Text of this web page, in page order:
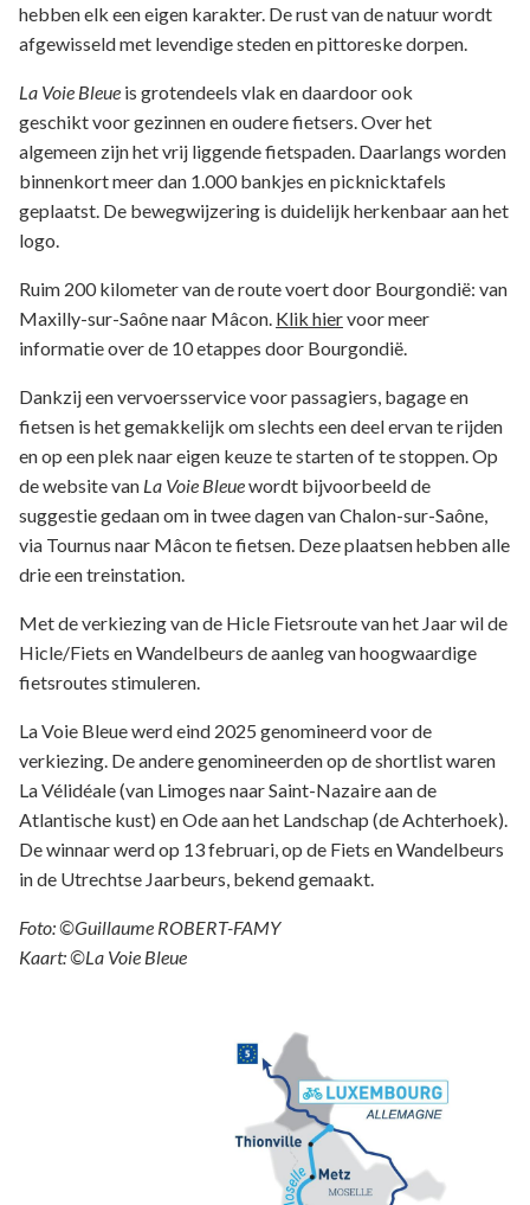
hebben elk een eigen karakter. De rust van de natuur wordt
afgewisseld met levendige steden en pittoreske dorpen.
La Voie Bleue is grotendeels vlak en daardoor ook
geschikt voor gezinnen en oudere fietsers. Over het
algemeen zijn het vrij liggende fietspaden. Daarlangs worden
binnenkort meer dan 1.000 bankjes en picknicktafels
geplaatst. De bewegwijzering is duidelijk herkenbaar aan het
logo.
Ruim 200 kilometer van de route voert door Bourgondië: van
Maxilly-sur-Saône naar Mâcon. Klik hiervoor meer
informatie over de 10 etappes door Bourgondië.
Dankzij een vervoersservice voor passagiers, bagage en
fietsen is het gemakkelijk om slechts een deel ervan te rijden
en op een plek naar eigen keuze te starten of te stoppen.Op
de website van La Voie Bleuewordt bijvoorbeeld de
suggestie gedaan om in twee dagen van Chalon-sur-Saône,
via Tournus naar Mâcon te fietsen. Deze plaatsen hebben alle
drie een treinstation.
Met de verkiezing van de Hicle Fietsroute van het Jaar wil de
Hicle/Fiets en Wandelbeurs de aanleg van hoogwaardige
fietsroutes stimuleren.
La Voie Bleue werd eind 2025 genomineerd voor de
verkiezing. De andere genomineerden op de shortlist waren
La Vélidéale (van Limoges naar Saint-Nazaire aan de
Atlantische kust) en Ode aan het Landschap (de Achterhoek).
De winnaar werd op 13 februari, op de Fiets en Wandelbeurs
in de Utrechtse Jaarbeurs, bekend gemaakt.
Foto: ©Guillaume ROBERT-FAMY
Kaart: ©La Voie Bleue